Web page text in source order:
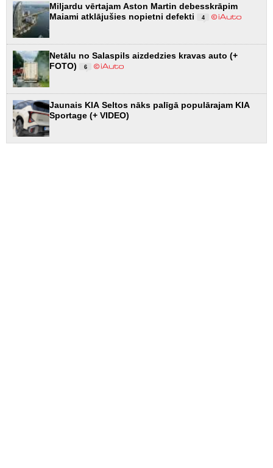
Miljardu vērtajam Aston Martin debesskrāpim
Maiami atklājušies nopietni defekti
4
Netālu no Salaspils aizdedzies kravas auto (+
FOTO)
6
Jaunais KIA Seltos nāks palīgā populārajam KIA
Sportage (+ VIDEO)